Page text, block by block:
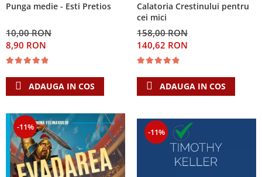
Punga medie - Esti Pretios
10,00 RON
8,90 RON
ADAUGA IN COS
Calatoria Crestinului pentru
cei mici
158,00 RON
140,62 RON
ADAUGA IN COS
-11% -11%